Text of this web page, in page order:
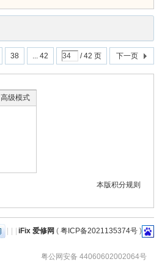
38 ... 42 / 42 页 下一页
高级模式
本版积分规则
| | | iFix 爱修网 ( 粤ICP备2021135374号)
粤公网安备 44060602002064号